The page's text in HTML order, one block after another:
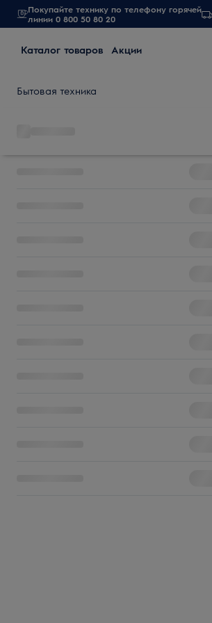
Покупайте технику по телефону горячей
линии 0 800 50 80 20
Каталог товаров Акции
Бытовая техника